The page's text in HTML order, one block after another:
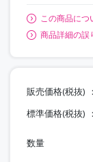
この商品につ
商品詳細の誤
販売価格(税抜)
標準価格(税抜)
数量